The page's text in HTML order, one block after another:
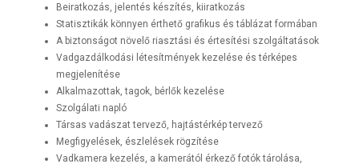
Beiratkozás, jelentés készítés, kiiratkozás
Statisztikák könnyen érthető grafikus és táblázat formában
A biztonságot növelő riasztási és értesítési szolgáltatások
Vadgazdálkodási létesítmények kezelése és térképes
megjelenítése
Alkalmazottak, tagok, bérlők kezelése
Szolgálati napló
Társas vadászat tervező, hajtástérkép tervező
Megfigyelések, észlelések rögzítése
Vadkamera kezelés, a kamerától érkező fotók tárolása,